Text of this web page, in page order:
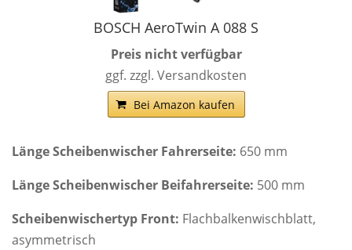
BOSCH AeroTwin A 088 S
Preis nicht verfügbar
ggf. zzgl. Versandkosten
Bei Amazon kaufen
Länge Scheibenwischer Fahrerseite: 650 mm
Länge Scheibenwischer Beifahrerseite: 500 mm
Scheibenwischertyp Front: Flachbalkenwischblatt,
asymmetrisch